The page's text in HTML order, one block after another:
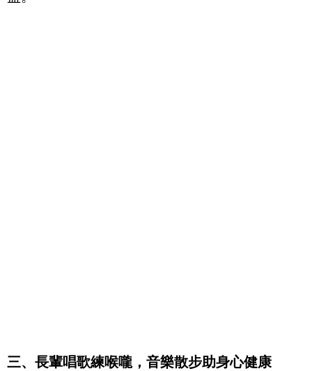
三、長輩唱歌練喉嚨，音樂散步助身心健康